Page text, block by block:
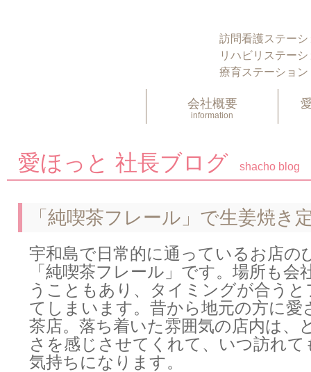
訪問看護ステー
リハビリステー
療育ステーション
会社概要
information
愛ほっと 社長ブログ shacho blog
「純喫茶フレール」で生姜焼き
宇和島で日常的に通っているお店の
「純喫茶フレール」です。場所も会
うこともあり、タイミングが合う
てしまいます。昔から地元の方に愛
茶店。落ち着いた雰囲気の店内は、
さを感じさせてくれて、いつ訪れ
気持ちになります。